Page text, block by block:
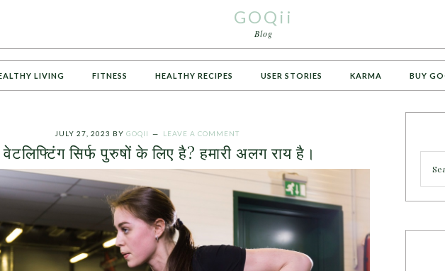
GOQii
Blog
LIVING FITNESS HEALTHY RECIPES USER STORIES KARMA BUY
JULY 27, 2023 BY GOQII LEAVE A COMMENT
वेटलिफ्टिंग सिर्फ पुरुषों के लिए है? हमारी अलग राय है।